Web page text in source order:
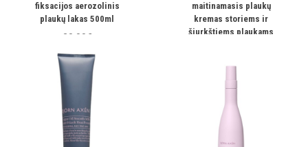
fiksacijos aerozolinis
plaukų lakas 500ml
20.00€
maitinamasis plaukų
kremas storiems ir
šiurkštiems plaukams
15.50€